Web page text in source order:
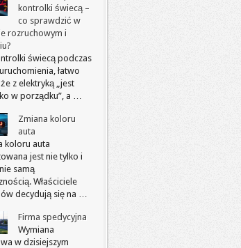
kontrolki świecą –
co sprawdzić w
rozruchowym i
świecą podczas
łatwo
z elektryką „jest
w porządku”, a …
Zmiana koloru
auta
koloru auta
jest nie tylko i
samą
Właściciele
decydują się na …
Firma spedycyjna
Wymiana
w dzisiejszym